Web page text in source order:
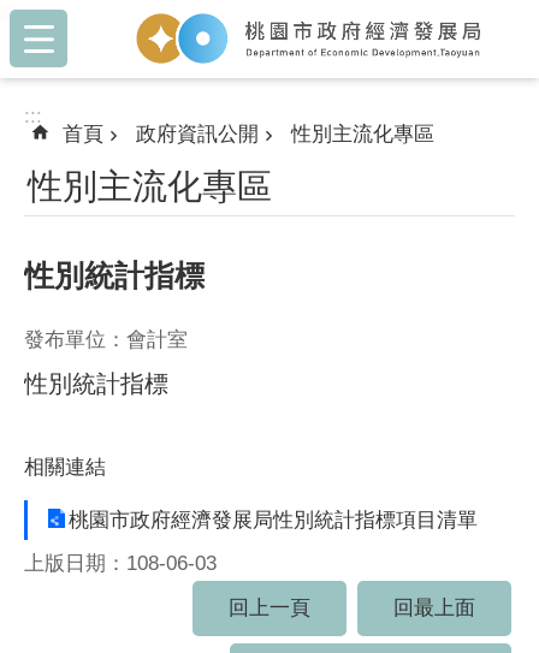
跳到主要內容區塊
:::
:::
首頁 政府資訊公開 性別主流化專區
性別主流化專區
性別統計指標
發布單位：會計室
性別統計指標
相關連結
桃園市政府經濟發展局性別統計指標項目清單
上版日期：108-06-03
回上一頁
回最上面